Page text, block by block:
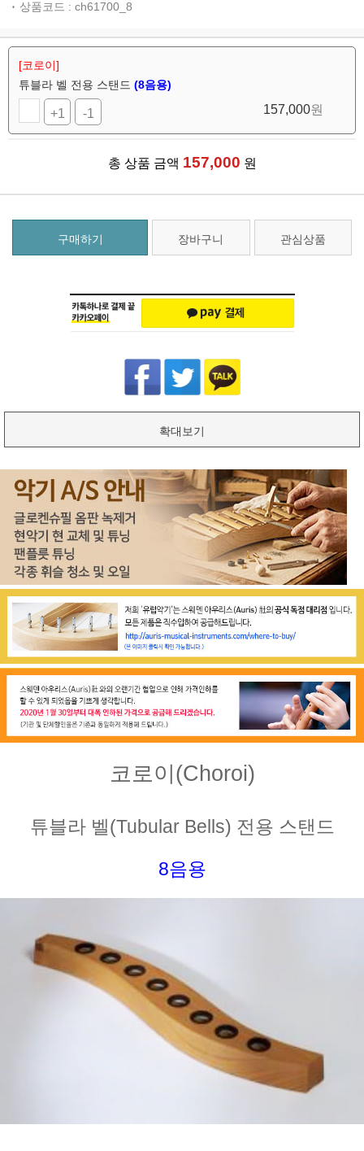
상품코드 : ch61700_8
[코로이]
튜블라 벨 전용 스탠드 (8음용)
+1 -1 157,000원
총 상품 금액 157,000 원
구매하기 장바구니 관심상품
확대보기
코로이(Choroi)
튜블라 벨(Tubular Bells) 전용 스탠드
8음용